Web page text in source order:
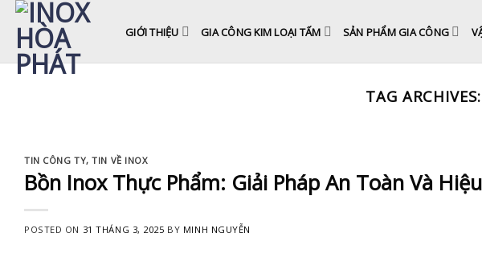
Skip
content
GIỚI THIỆU GIA CÔNG KIM LOẠI TẤM SẢN PHẨM GIA CÔNG
TAG ARCHIVES:
TIN CÔNG TY,TIN VỀ INOX
Bồn Inox Thực Phẩm: Giải Pháp An Toàn Và
POSTED ON 31 THÁNG 3, 2025 BY MINH NGUYỄN